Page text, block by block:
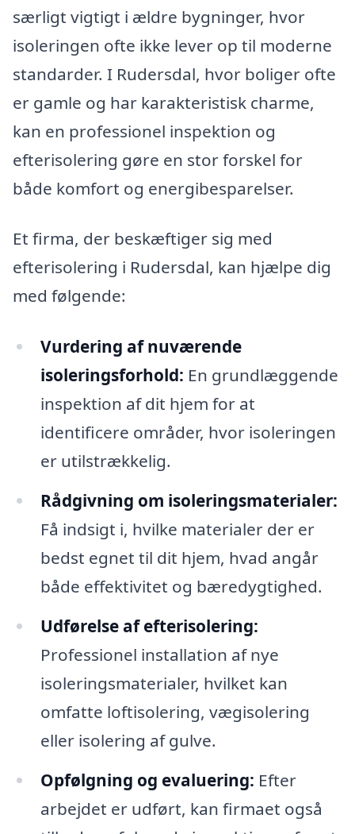
særligt vigtigt i ældre bygninger, hvor
isoleringen ofte ikke lever op til moderne
standarder. I Rudersdal, hvor boliger ofte
er gamle og har karakteristisk charme,
kan en professionel inspektion og
efterisolering gøre en stor forskel for
både komfort og energibesparelser.
Et firma, der beskæftiger sig med
efterisolering i Rudersdal, kan hjælpe dig
med følgende:
Vurdering af nuværende
isoleringsforhold: En grundlæggende
inspektion af dit hjem for at
identificere områder, hvor isoleringen
er utilstrækkelig.
Rådgivning om isoleringsmaterialer:
Få indsigt i, hvilke materialer der er
bedst egnet til dit hjem, hvad angår
både effektivitet og bæredygtighed.
Udførelse af efterisolering:
Professionel installation af nye
isoleringsmaterialer, hvilket kan
omfatte loftisolering, vægisolering
eller isolering af gulve.
Opfølgning og evaluering: Efter
arbejdet er udført, kan firmaet også